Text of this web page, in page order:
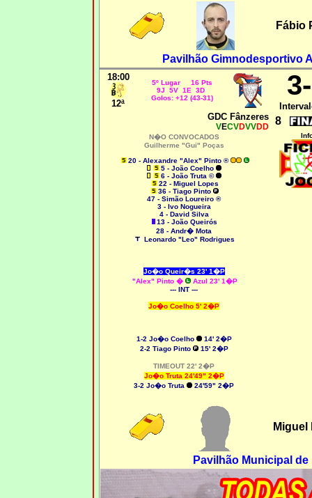
Fábio
Pavilhão Gimnodesportivo
18:00
12ª
5º Lugar 16 Pts
9J 5V 1E 3D
Golos: +12 (43-31)
GDC Fânzeres
VECVDVVDD 8
N�O CONVOCADOS
Guilherme "Gui" Poças
20 - Alexandre "Alex" Pinto ®
5 - João Coelho
6 - João Truta ©
22 - Miguel Lopes
36 - Tiago Pinto
47 - Simão Loureiro ®
3 - Ivo Nogueira
4 - David Silva
13 - João Queirós
28 - Andr� Mota
Leonardo "Leo" Rodrigues
Jo�o Queir�s 23' 1�P
"Alex" Pinto �
Azul 23' 1�P
--- INT ---
Jo�o Coelho 5' 2�P
1-2 Jo�o Coelho
14' 2�P
2-2 Tiago Pinto 15' 2�P
TIMEOUT 22' 2�P
Jo�o Truta 24'49" 2�P
3-2 Jo�o Truta
24'59" 2�P
Miguel
Pavilhão Municipal